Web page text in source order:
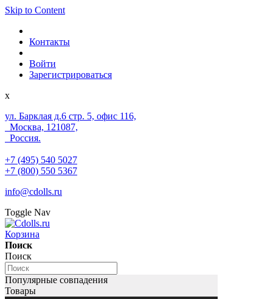
Skip to Content
Контакты
Войти
Зарегистрироваться
x
ул. Барклая д.6 стр. 5, офис 116,
Москва, 121087,
Россия.
+7 (495) 540 5027
+7 (800) 550 5367
info@cdolls.ru
Toggle Nav
Корзина
Поиск
Поиск
Популярные совпадения
Товары